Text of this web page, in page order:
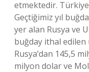
etmektedir. Türkiye
Geçtiğimiz yıl
yer alan Rusya ve
buğday ithal
Rusya’dan 145,5
milyon dolar ve